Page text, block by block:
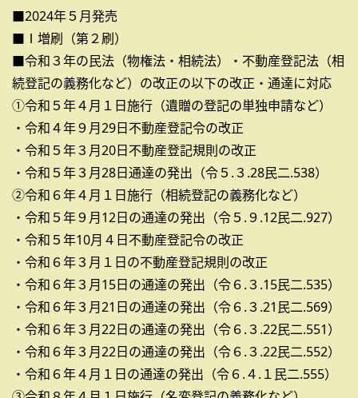
■2024年５月発売
■Ⅰ増刷（第２刷）
■令和３年の民法（物権法・相続法）・不動産登記法（相
続登記の義務化など）の改正の以下の改正・通達に対応
①令和５年４月１日施行（遺贈の登記の単独申請など）
・令和４年９月29日不動産登記令の改正
・令和５年３月20日不動産登記規則の改正
・令和５年３月28日通達の発出（令５.３.28民二.538）
②令和６年４月１日施行（相続登記の義務化など）
・令和５年９月12日の通達の発出（令５.９.12民二.927）
・令和５年10月４日不動産登記令の改正
・令和６年３月１日の不動産登記規則の改正
・令和６年３月15日の通達の発出（令６.３.15民二.535）
・令和６年３月21日の通達の発出（令６.３.21民二.569）
・令和６年３月22日の通達の発出（令６.３.22民二.551）
・令和６年３月22日の通達の発出（令６.３.22民二.552）
・令和６年４月１日の通達の発出（令６.４.１民二.555）